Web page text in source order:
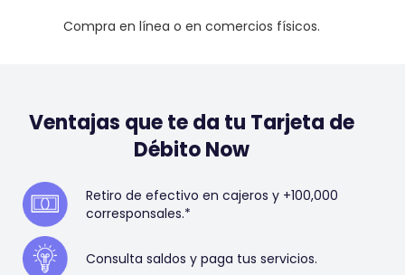
Compra en línea o en comercios físicos.
Ventajas que te da tu Tarjeta de
Débito Now
Retiro de efectivo en cajeros y +100,000
corresponsales.*
Consulta saldos y paga tus servicios.